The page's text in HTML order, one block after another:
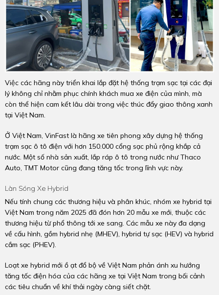
Việc các hãng này triển khai lắp đặt hệ thống trạm sạc tại các đại
lý không chỉ nhằm phục chính khách mua xe điện của mình, mà
còn thể hiện cam kết lâu dài trong việc thúc đẩy giao thông xanh
tại Việt Nam.
Ở Việt Nam, VinFast là hãng xe tiên phong xây dựng hệ thống
trạm sạc ô tô điện với hơn 150.000 cổng sạc phủ rộng khắp cả
nước. Một số nhà sản xuất, lắp ráp ô tô trong nước như Thaco
Auto, TMT Motor cũng đang tăng tốc trong lĩnh vực này.
Làn Sóng Xe Hybrid
Nếu tính chung các thương hiệu và phân khúc, nhóm xe hybrid tại
Việt Nam trong năm 2025 đã đón hơn 20 mẫu xe mới, thuộc các
thương hiệu từ phổ thông tới xe sang. Các mẫu xe này đa dạng
về cấu hình, gồm hybrid nhẹ (MHEV), hybrid tự sạc (HEV) và hybrid
cắm sạc (PHEV).
Loạt xe hybrid mới ồ ạt đổ bộ về Việt Nam phản ánh xu hướng
tăng tốc điện hóa của các hãng xe tại Việt Nam trong bối cảnh
các tiêu chuẩn về khí thải ngày càng siết chặt.